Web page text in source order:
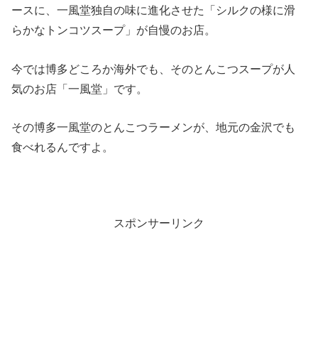
ースに、一風堂独自の味に進化させた「シルクの様に滑
らかなトンコツスープ」が自慢のお店。
今では博多どころか海外でも、そのとんこつスープが人
気のお店「一風堂」です。
その博多一風堂のとんこつラーメンが、地元の金沢でも
食べれるんですよ。
スポンサーリンク